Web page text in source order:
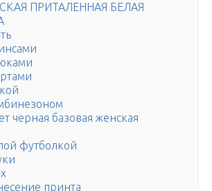
ПРИТАЛЕННАЯ БЕЛАЯ
черная базовая женская
футболкой
принта